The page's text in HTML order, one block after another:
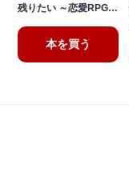
残りたい ～恋愛RPG…
本を買う